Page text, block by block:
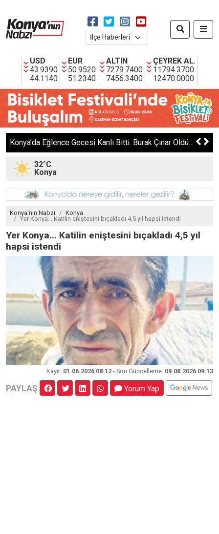
USD
43.9390
44.1140
EUR
50.9520
51.2340
ALTIN
7279.7400
7456.3400
ÇEYREK AL.
11794.3700
12470.0000
Yer Konya... Genç kadına dehşeti yaşatan karı-kocaya verilen cezanın gerekçesi kan dondurdu
32°C
Konya
Konya'nın Nabzı
Konya
Yer Konya... Katilin eniştesini bıçakladı 4,5 yıl hapsi istendi
Yer Konya... Katilin eniştesini bıçakladı 4,5 yıl
hapsi istendi
Kayıt: 01.06.2026 08:12 - Son Güncelleme: 09.08.2026 09:13
PAYLAŞ Yorum Yap